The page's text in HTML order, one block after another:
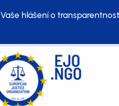
Vaše hlášení o